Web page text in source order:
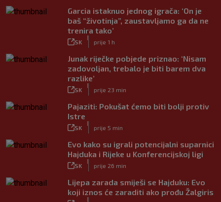
Garcia istaknuo jednog igrača: ‘On je
baš “životinja”, zaustavljamo ga da ne
trenira tako’
SK prije 1 h
Junak riječke pobjede priznao: ‘Nisam
zadovoljan, trebalo je biti barem dva
razlike’
SK prije 23 min
Pajaziti: Pokušat ćemo biti bolji protiv
Istre
SK prije 5 min
Evo kako su igrali potencijalni suparnici
Hajduka i Rijeke u Konferencijskoj ligi
SK prije 26 min
Lijepa zarada smiješi se Hajduku: Evo
koji iznos će zaraditi ako prođu Žalgiris